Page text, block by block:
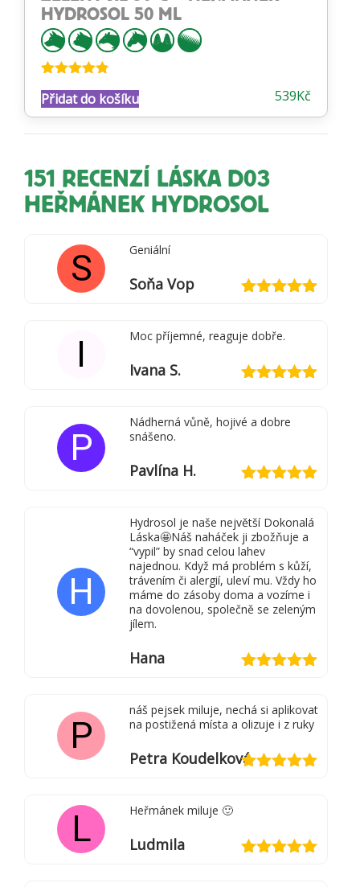
HYDROSOL 50 ML
4.72z 5 539Kč
Přidat do košíku
151 RECENZÍ
LÁSKA D03
HEŘMÁNEK HYDROSOL
S Geniální
Soňa Vop
I Moc příjemné, reaguje dobře.
Ivana S.
P
Nádherná vůně, hojivé a dobre
snášeno.
Pavlína H.
H
Hydrosol je naše největší Dokonalá
Láska🤩Náš naháček ji zbožňuje a
“vypil” by snad celou lahev
najednou. Když má problém s kůží,
trávením či alergií, uleví mu. Vždy ho
máme do zásoby doma a vozíme i
na dovolenou, společně se zeleným
jílem.
Hana
P
náš pejsek miluje, nechá si aplikovat
na postižená místa a olizuje i z ruky
Petra Koudelková
L Heřmánek miluje 🙂
Ludmila